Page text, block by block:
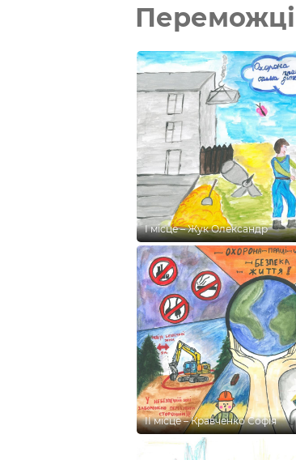
Переможці
І місце – Жук Олександр
ІІ місце – Кравченко Софія